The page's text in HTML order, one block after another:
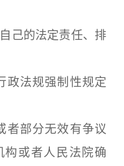
己的法定责任、排
法规强制性规定
部分无效有争议
构或者人民法院确